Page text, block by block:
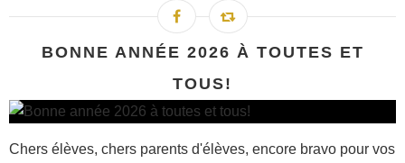
BONNE ANNÉE 2026 À TOUTES ET
TOUS!
Chers élèves, chers parents d'élèves, encore bravo pour vos